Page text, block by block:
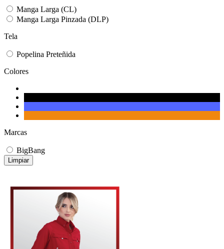
Manga Larga (CL)
Manga Larga Pinzada (DLP)
Tela
Popelina Preteñida
Colores
Marcas
BigBang
Limpiar